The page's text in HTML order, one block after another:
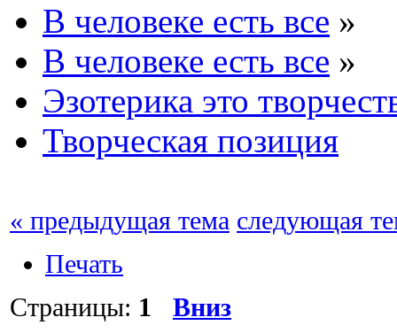
В человеке есть все »
В человеке есть все »
Эзотерика это
Творческая позиция
« предыдущая тема следующая
Печать
Страницы: 1 Вниз